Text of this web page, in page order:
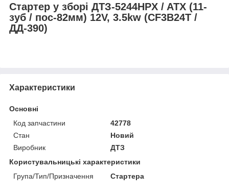
Стартер у зборі ДТЗ-5244HPX / ATX (11-
зуб / пос-82мм) 12V, 3.5kw (СF3B24T /
ДД-390)
Характеристики
Основні
Код запчастини
42778
Стан
Новий
Виробник
ДТЗ
Користувальницькі характеристики
Група/Тип/Призначення
Стартера